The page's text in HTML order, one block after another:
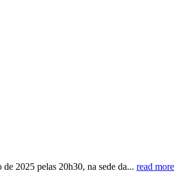
2025 pelas 20h30, na sede da... read more